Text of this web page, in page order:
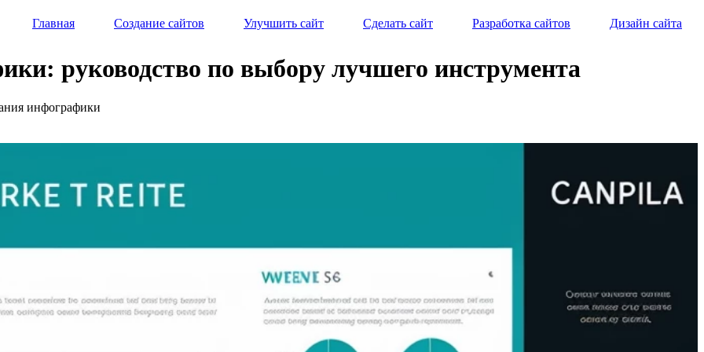
Главная Создание сайтов Улучшить сайт Сделать сайт Разработка сайтов Дизайн сайта
руководство по выбору лучшего инструмента
инфографики